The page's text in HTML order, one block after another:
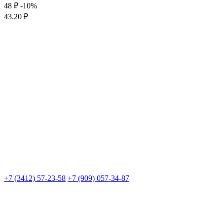
48 ₽ -10%
43.20 ₽
+7 (3412) 57-23-58 +7 (909) 057-34-87